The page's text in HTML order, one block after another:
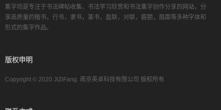
集字坊是专注于书法碑帖收集、书法学习欣赏和书法集字创作分享的网站，分
享高质量的楷书，行书，隶书，篆书，盈联，对联，匾额，扇面等多种字体和
形式的集字作品。
版权申明
Copyright © 2020 JiZiFang. 南京英卓科技有限公司 版权所有